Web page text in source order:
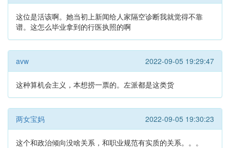
这位是活该啊。她当初上新闻给人家隔空诊断我就觉得不靠
谱。这怎么毕业拿到的行医执照的啊
avw 2022-09-05 19:29:47
这种算机会主义，本想捞一票的。左派都是这类货
两女宝妈 2022-09-05 19:30:23
这个和政治倾向没啥关系，和职业规范有实质的关系。。。